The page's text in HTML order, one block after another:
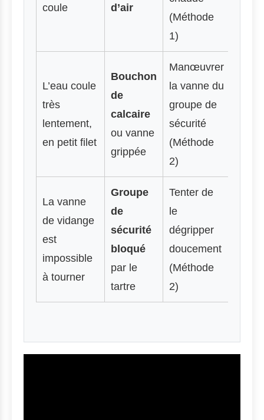
coule
d’air
(Méthode
1)
L’eau coule
très
lentement,
en petit filet
Bouchon
de
calcaire
ou vanne
grippée
Manœuvrer
la vanne du
groupe de
sécurité
(Méthode
2)
La vanne
de vidange
est
impossible
à tourner
Groupe
de
sécurité
bloqué
par le
tartre
Tenter de
le
dégripper
doucement
(Méthode
2)